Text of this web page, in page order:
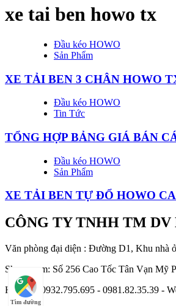
xe tai ben howo tx
Đầu kéo HOWO
Sản Phẩm
XE TẢI BEN 3 CHÂN HOWO
Đầu kéo HOWO
Tin Tức
TỔNG HỢP BẢNG GIÁ BÁN
Đầu kéo HOWO
Sản Phẩm
XE TẢI BEN TỰ ĐỔ HOWO
CÔNG TY TNHH TM
Văn phòng đại diện : Đường D1, Khu
Showroom: Số 256 Cao Tốc Tân Vạn Mỹ
Hotline : 0932.795.695 - 0981.82.35.39 -
Tìm đường